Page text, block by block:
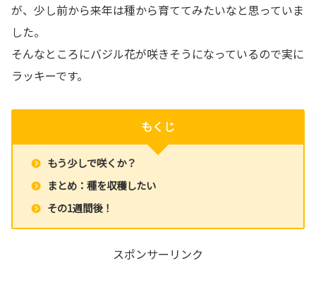
が、少し前から来年は種から育ててみたいなと思っていま
した。
そんなところにバジル花が咲きそうになっているので実に
ラッキーです。
もくじ
もう少しで咲くか？
まとめ：種を収穫したい
その1週間後！
スポンサーリンク